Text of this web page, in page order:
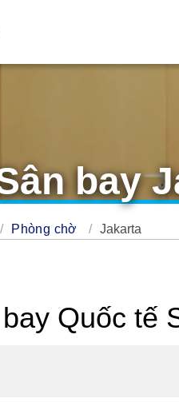
bay
Phòng chờ Jakarta
Quốc tế